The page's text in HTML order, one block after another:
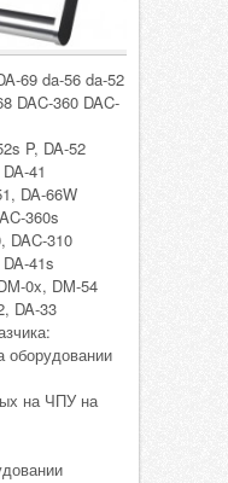
69 da-56 da-52
DAC-360 DAC-
P, DA-52
41
DA-66W
360s
DAC-310
41s
0x, DM-54
DA-33
оборудовании
на ЧПУ на